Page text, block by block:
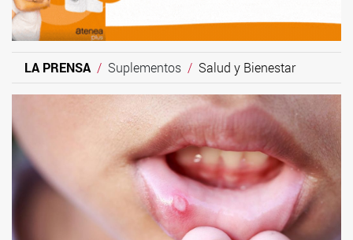
LA PRENSA Suplementos Salud y Bienestar